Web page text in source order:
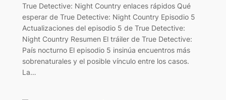
True Detective: Night Country enlaces rápidos Qué
esperar de True Detective: Night Country Episodio 5
Actualizaciones del episodio 5 de True Detective:
Night Country Resumen El tráiler de True Detective:
País nocturno El episodio 5 insinúa encuentros más
sobrenaturales y el posible vínculo entre los casos.
La…